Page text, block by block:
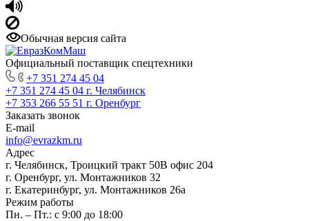
Обычная версия сайта
Официальный поставщик спецтехники
+7 351 274 45 04
+7 351 274 45 04 г. Челябинск
+7 353 266 55 51 г. Оренбург
Заказать звонок
E-mail
info@evrazkm.ru
Адрес
г. Челябинск, Троицкий тракт 50В офис 204
г. Оренбург, ул. Монтажников 32
г. Екатеринбург, ул. Монтажников 26а
Режим работы
Пн. – Пт.: с 9:00 до 18:00